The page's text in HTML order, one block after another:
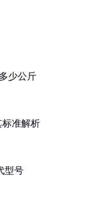
少公斤
标准解析
型号